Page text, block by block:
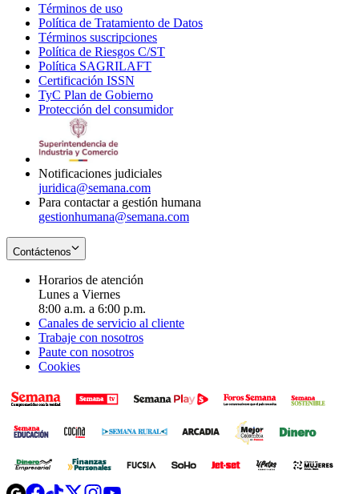
Términos de uso
in
new
window
Política de Tratamiento de Datos
Términos suscripciones
in
Política de Riesgos C/ST
Política SAGRILAFT
new
window
Certificación ISSN
in
new
TyC Plan de Gobierno
in
Protección del consumidorOpens
Notificaciones judiciales
juridica@semana.com
Para contactar a gestión humana
gestionhumana@semana.com
Contáctenos
Horarios de atención
Lunes a Viernes
8:00 a.m. a 6:00 p.m.
Canales de servicio al cliente
Trabaje con nosotros
Paute con nosotros
Cookies
OpensOpensOpensOpens